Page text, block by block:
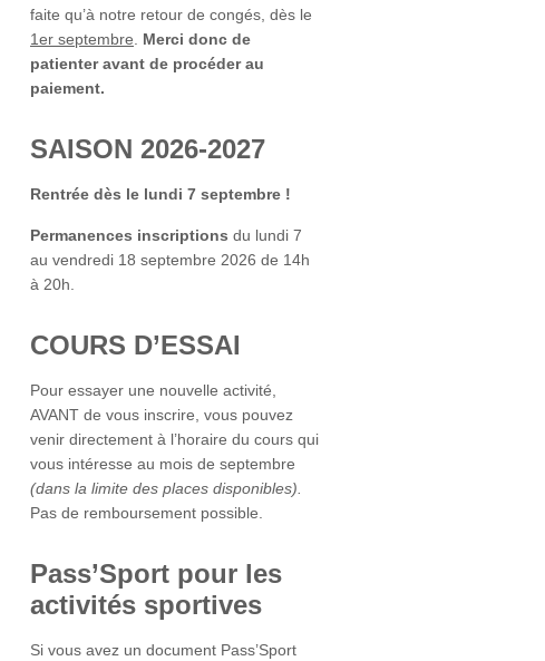
faite qu’à notre retour de congés, dès le
1er septembre
Merci donc de
patienter avant de procéder au
paiement.
SAISON 2026-2027
Rentrée dès le lundi 7 septembre !
Permanences inscriptions du lundi 7
au vendredi 18 septembre 2026 de 14h
à 20h.
COURS D’ESSAI
Pour essayer une nouvelle activité,
AVANT de vous inscrire, vous pouvez
venir directement à l’horaire du cours qui
vous intéresse au mois de septembre
(dans la limite des places disponibles).
Pas de remboursement possible.
Pass’Sport pour les
activités sportives
Si vous avez un document Pass’Sport